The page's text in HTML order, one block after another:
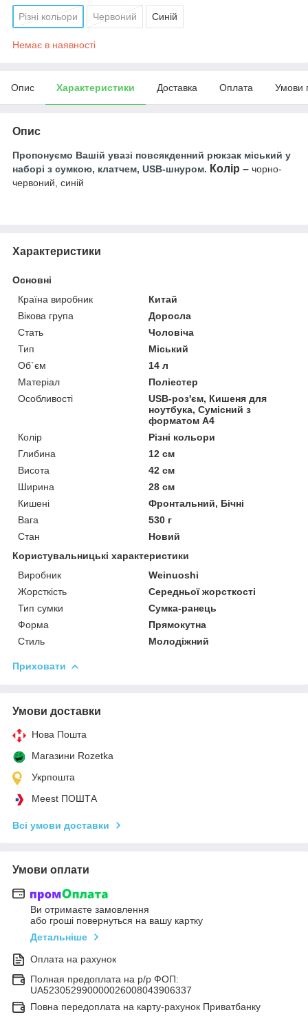
Різні кольори Червоний Синій
Немає в наявності
Опис Характеристики Доставка Оплата Умови
Опис
Пропонуємо Вашій увазі повсякденний рюкзак міський у
наборі з сумкою, клатчем, USB-шнуром. Колір – чорно-
червоний, синій
Характеристики
Основні
Країна виробник
Китай
Вікова група
Доросла
Стать
Чоловіча
Тип
Міський
Об`єм
14 л
Матеріал
Поліестер
Особливості
USB-роз'єм, Кишеня для
ноутбука, Сумісний з
форматом А4
Колір
Різні кольори
Глибина
12 см
Висота
42 см
Ширина
28 см
Кишені
Фронтальний, Бічні
Вага
530 г
Стан
Новий
Користувальницькі характеристики
Виробник
Weinuoshi
Жорсткість
Середньої жорсткості
Тип сумки
Сумка-ранець
Форма
Прямокутна
Стиль
Молодіжний
Приховати
Умови доставки
Нова Пошта
Магазини Rozetka
Укрпошта
Meest ПОШТА
Всі умови доставки
Умови оплати
Ви отримаєте замовлення
або гроші повернуться на вашу картку
Детальніше
Оплата на рахунок
Полная предоплата на р/р ФОП:
UA523052990000026008043906337
Повна передоплата на карту-рахунок Приватбанку